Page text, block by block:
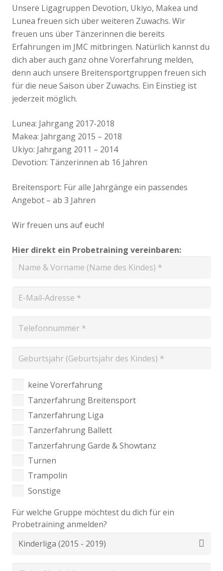
Unsere Ligagruppen Devotion, Ukiyo, Makea und
Lunea freuen sich über weiteren Zuwachs. Wir
freuen uns über Tänzerinnen die bereits
Erfahrungen im JMC mitbringen. Natürlich kannst du
dich aber auch ganz ohne Vorerfahrung melden,
denn auch unsere Breitensportgruppen freuen sich
für die neue Saison über Zuwachs. Ein Einstieg ist
jederzeit möglich.
Lunea: Jahrgang 2017-2018
Makea: Jahrgang 2015 – 2018
Ukiyo: Jahrgang 2011 – 2014
Devotion: Tänzerinnen ab 16 Jahren
Breitensport: Für alle Jahrgänge ein passendes
Angebot – ab 3 Jahren
Wir freuen uns auf euch!
Hier direkt ein Probetraining vereinbaren:
keine Vorerfahrung
Tanzerfahrung Breitensport
Tanzerfahrung Liga
Tanzerfahrung Ballett
Tanzerfahrung Garde & Showtanz
Turnen
Trampolin
Sonstige
Für welche Gruppe möchtest du dich für ein
Probetraining anmelden?